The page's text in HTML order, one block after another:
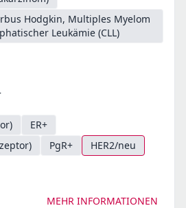
Hodgkin, Multiples Myelom
Leukämie (CLL)
ER+
PgR+
HER2/neu
MEHR INFORMATIONEN